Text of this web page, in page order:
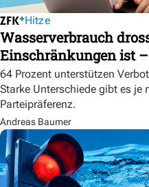
Hitze
Wasserverbrauch
Einschränkungen ist
64 Prozent unterstützen
Starke Unterschiede gibt es je
Parteipräferenz.
Andreas Baumer